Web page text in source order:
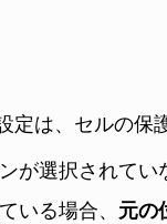
定は、セルの保
が選択されてい
いる場合、 元の